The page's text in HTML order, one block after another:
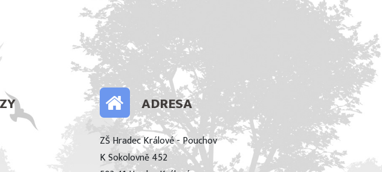
ADRESA
ZŠ Hradec Králové - Pouchov
K Sokolovně 452